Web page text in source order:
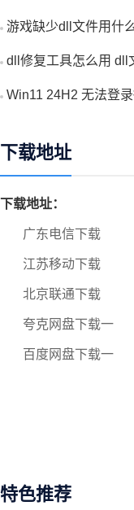
游戏缺少dll文件用什
dll修复工具怎么用 dll
Win11 24H2 无法登
下载地址
下载地址：
广东电信下载
江苏移动下载
北京联通下载
夸克网盘下载一
百度网盘下载一
特色推荐